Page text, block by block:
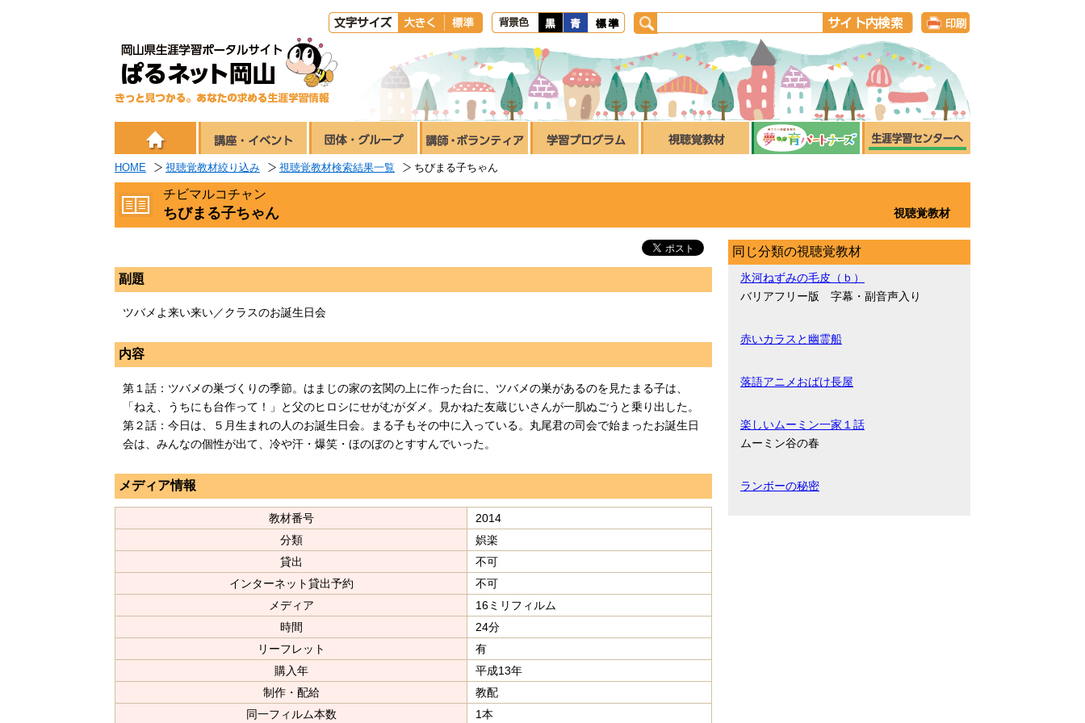
HOME 視聴覚教材絞り込み 視聴覚教材検索結果一覧 ちびまる子ちゃん
チビマルコチャン
ちびまる子ちゃん 視聴覚教材
副題
ツバメよ来い来い／クラスのお誕生日会
内容
第１話：ツバメの巣づくりの季節。はまじの家の玄関の上に作った台に、ツバメの巣があるのを見たまる子は、
「ねえ、うちにも台作って！」と父のヒロシにせがむがダメ。見かねた友蔵じいさんが一肌ぬごうと乗り出した。
第２話：今日は、５月生まれの人のお誕生日会。まる子もその中に入っている。丸尾君の司会で始まったお誕生日
会は、みんなの個性が出て、冷や汗・爆笑・ほのぼのとすすんでいった。
メディア情報
教材番号
2014
分類
娯楽
貸出
不可
インターネット貸出予約
不可
メディア
16ミリフィルム
時間
24分
リーフレット
有
購入年
平成13年
制作・配給
教配
同一フィルム本数
1本
同じ分類の視聴覚教材
氷河ねずみの毛皮（ｂ）
バリアフリー版 字幕・副音声入り
赤いカラスと幽霊船
落語アニメおばけ長屋
楽しいムーミン一家１話
ムーミン谷の春
ランボーの秘密